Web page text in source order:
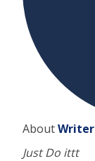
AboutWriter
Just Do ittt